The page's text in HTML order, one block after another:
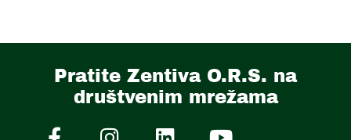
Pratite Zentiva O.R.S. na
društvenim mrežama